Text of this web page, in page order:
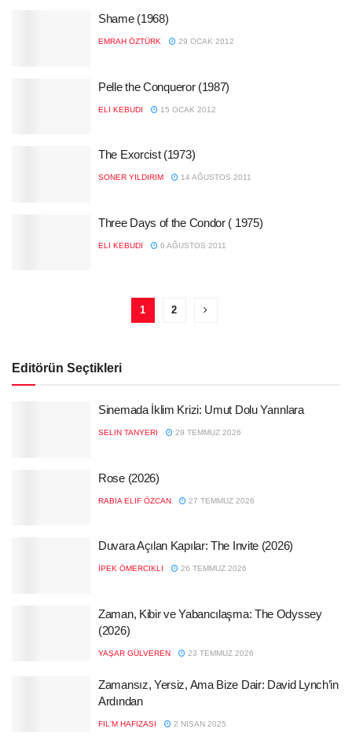
Shame (1968)
EMRAH ÖZTÜRK 29 OCAK 2012
Pelle the Conqueror (1987)
ELI KEBUDI 15 OCAK 2012
The Exorcist (1973)
SONER YILDIRIM 14 AĞUSTOS 2011
Three Days of the Condor ( 1975)
ELI KEBUDI 6 AĞUSTOS 2011
1 2
Editörün Seçtikleri
Sinemada İklim Krizi: Umut Dolu Yarınlara
SELIN TANYERI 29 TEMMUZ 2026
Rose (2026)
RABIA ELIF ÖZCAN 27 TEMMUZ 2026
Duvara Açılan Kapılar: The Invite (2026)
İPEK ÖMERCIKLI 26 TEMMUZ 2026
Zaman, Kibir ve Yabancılaşma: The Odyssey
(2026)
YAŞAR GÜLVEREN 23 TEMMUZ 2026
Zamansız, Yersiz, Ama Bize Dair: David Lynch’in
Ardından
FIL'M HAFIZASI 2 NISAN 2025